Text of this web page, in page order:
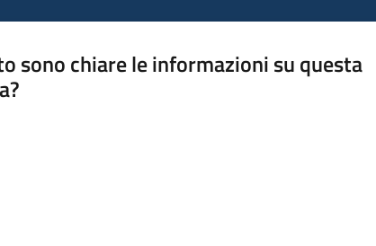
sono chiare le informazioni su questa